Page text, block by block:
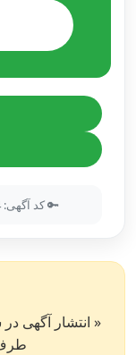
🔑 کد آگهی: 294820393958057821151367646074
طرف